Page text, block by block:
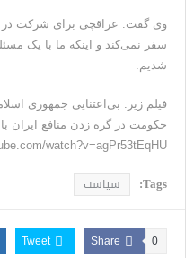
ایران خواهد شد
خبرگزاری سپاه پاسداران:
قشم
تحلیلگر حکومتی: تفاهم
پابرجاست
ایران؛ واکنش ترامپ و
منیر به عربستان
وی گفت: عراقچی برای شرکت در
سفر نمی‌کند و اینکه ما با یک
شدیم.
فیلم زیر: بی‌اعتنایی جمهوری
حکومت در گره زدن منافع ایران
watch?v=agPr53tEqHU
Tags: سیاست
Share 0
Tweet